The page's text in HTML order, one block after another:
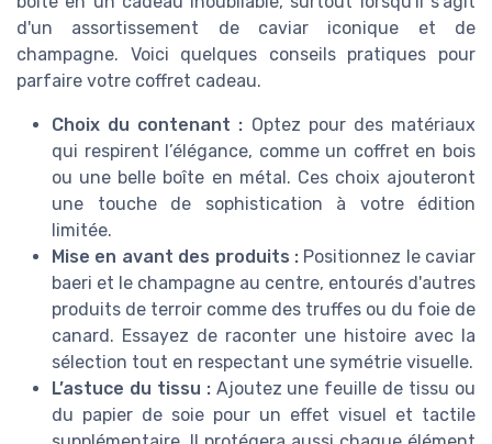
d'un assortissement de caviar iconique et de
champagne. Voici quelques conseils pratiques pour
parfaire votre coffret cadeau.
Choix du contenant : Optez pour des matériaux
qui respirent l’élégance, comme un coffret en bois
ou une belle boîte en métal. Ces choix ajouteront
une touche de sophistication à votre édition
limitée.
Mise en avant des produits :Positionnez le caviar
baeri et le champagne au centre, entourés d'autres
produits de terroir comme des truffes ou du foie de
canard. Essayez de raconter une histoire avec la
sélection tout en respectant une symétrie visuelle.
L’astuce du tissu :Ajoutez une feuille de tissu ou
du papier de soie pour un effet visuel et tactile